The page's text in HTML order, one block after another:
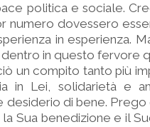
politica e sociale.
numero dovessero
in esperienza.
in questo fervore
un compito tanto più
in Lei, solidarietà e
desiderio di bene.
Sua benedizione e il